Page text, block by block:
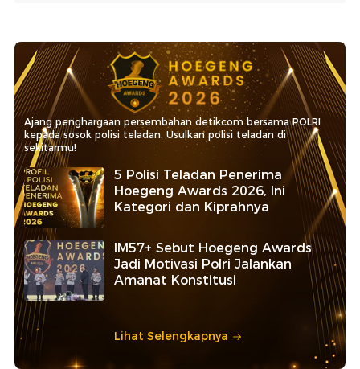
Ajang penghargaan persembahan detikcom bersama POLRI
kepada sosok polisi teladan. Usulkan polisi teladan di
sekitarmu!
5 Polisi Teladan Penerima
Hoegeng Awards 2026, Ini
Kategori dan Kiprahnya
IM57+ Sebut Hoegeng Awards
Jadi Motivasi Polri Jalankan
Amanat Konstitusi
Lihat Selengkapnya